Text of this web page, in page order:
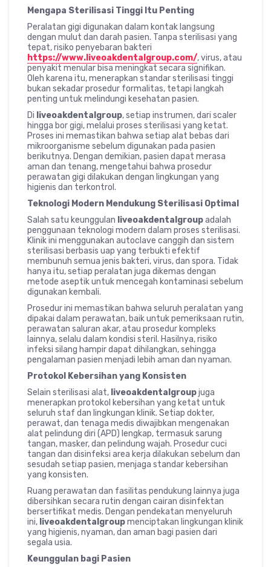
Mengapa Sterilisasi Tinggi Itu Penting
Peralatan gigi digunakan dalam kontak langsung
dengan mulut dan darah pasien. Tanpa sterilisasi yang
tepat, risiko penyebaran bakteri
https://www.liveoakdentalgroup.com/, virus, atau
penyakit menular bisa meningkat secara signifikan.
Oleh karena itu, menerapkan standar sterilisasi tinggi
bukan sekadar prosedur formalitas, tetapi langkah
penting untuk melindungi kesehatan pasien.
Di liveoakdentalgroup, setiap instrumen, dari scaler
hingga bor gigi, melalui proses sterilisasi yang ketat.
Proses ini memastikan bahwa setiap alat bebas dari
mikroorganisme sebelum digunakan pada pasien
berikutnya. Dengan demikian, pasien dapat merasa
aman dan tenang, mengetahui bahwa prosedur
perawatan gigi dilakukan dengan lingkungan yang
higienis dan terkontrol.
Teknologi Modern Mendukung Sterilisasi Optimal
Salah satu keunggulan liveoakdentalgroupadalah
penggunaan teknologi modern dalam proses sterilisasi.
Klinik ini menggunakan autoclave canggih dan sistem
sterilisasi berbasis uap yang terbukti efektif
membunuh semua jenis bakteri, virus, dan spora. Tidak
hanya itu, setiap peralatan juga dikemas dengan
metode aseptik untuk mencegah kontaminasi sebelum
digunakan kembali.
Prosedur ini memastikan bahwa seluruh peralatan yang
dipakai dalam perawatan, baik untuk pemeriksaan rutin,
perawatan saluran akar, atau prosedur kompleks
lainnya, selalu dalam kondisi steril. Hasilnya, risiko
infeksi silang hampir dapat dihilangkan, sehingga
pengalaman pasien menjadi lebih aman dan nyaman.
Protokol Kebersihan yang Konsisten
Selain sterilisasi alat, liveoakdentalgroupjuga
menerapkan protokol kebersihan yang ketat untuk
seluruh staf dan lingkungan klinik. Setiap dokter,
perawat, dan tenaga medis diwajibkan mengenakan
alat pelindung diri (APD) lengkap, termasuk sarung
tangan, masker, dan pelindung wajah. Prosedur cuci
tangan dan disinfeksi area kerja dilakukan sebelum dan
sesudah setiap pasien, menjaga standar kebersihan
yang konsisten.
Ruang perawatan dan fasilitas pendukung lainnya juga
dibersihkan secara rutin dengan cairan disinfektan
bersertifikat medis. Dengan pendekatan menyeluruh
ini, liveoakdentalgroupmenciptakan lingkungan klinik
yang higienis, nyaman, dan aman bagi pasien dari
segala usia.
Keunggulan bagi Pasien